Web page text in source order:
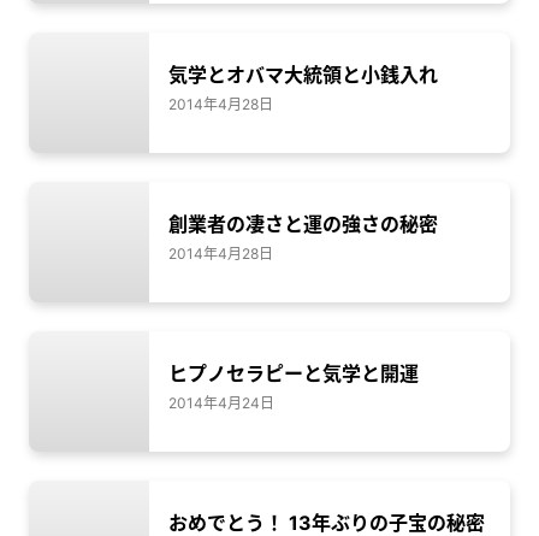
気学とオバマ大統領と小銭入れ
2014年4月28日
創業者の凄さと運の強さの秘密
2014年4月28日
ヒプノセラピーと気学と開運
2014年4月24日
おめでとう！ 13年ぶりの子宝の秘密